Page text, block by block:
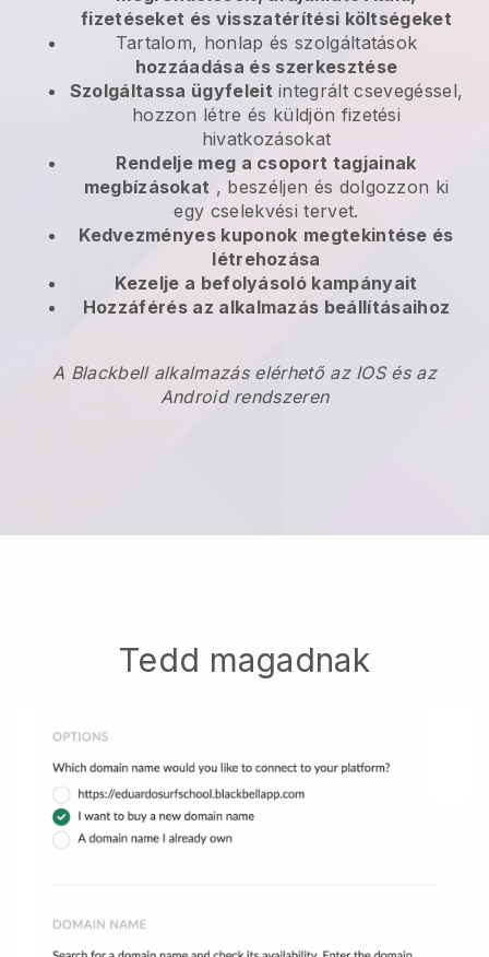
fizetéseket és visszatérítési költségeket
Tartalom, honlap és szolgáltatások
hozzáadása és szerkesztése
Szolgáltassa ügyfeleit integrált csevegéssel,
hozzon létre és küldjön fizetési
hivatkozásokat
Rendelje meg a csoport tagjainak
megbízásokat , beszéljen és dolgozzon ki
egy cselekvési tervet.
Kedvezményes kuponok megtekintése és
létrehozása
Kezelje a befolyásoló kampányait
Hozzáférés az alkalmazás beállításaihoz
A Blackbell alkalmazás elérhető az IOS és az
Android rendszeren
Tedd magadnak